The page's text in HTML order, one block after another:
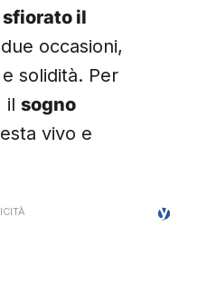
sfiorato il
occasioni,
solidità. Per
il sogno
vivo e